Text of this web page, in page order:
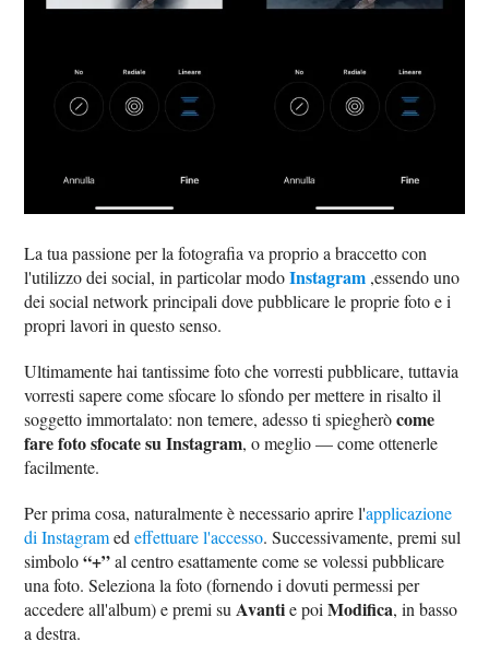
La tua passione per la fotografia va proprio a braccetto con
l'utilizzo dei social, in particolar modoInstagram ,essendo uno
dei social network principali dove pubblicare le proprie foto e i
propri lavori in questo senso.
Ultimamente hai tantissime foto che vorresti pubblicare, tuttavia
vorresti sapere come sfocare lo sfondo per mettere in risalto il
soggetto immortalato: non temere, adesso ti spiegheròcome
fare foto sfocate su Instagram, o meglio — come ottenerle
facilmente.
Per prima cosa, naturalmente è necessario aprire l'applicazione
di Instagramedeffettuare l'accesso. Successivamente, premi sul
simbolo“+”al centro esattamente come se volessi pubblicare
una foto. Seleziona la foto (fornendo i dovuti permessi per
accedere all'album) e premi su Avantie poiModifica, in basso
a destra.